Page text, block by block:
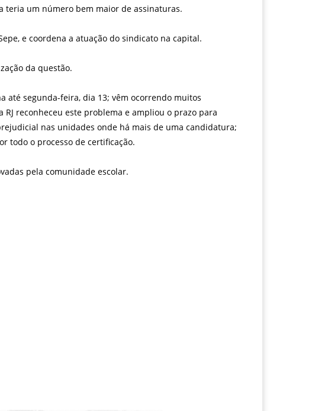
teria um número bem maior de assinaturas.
e coordena a atuação do sindicato na capital.
da questão.
até segunda-feira, dia 13; vêm ocorrendo muitos
reconheceu este problema e ampliou o prazo para
nas unidades onde há mais de uma candidatura;
todo o processo de certificação.
pela comunidade escolar.